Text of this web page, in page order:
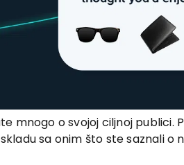
mnogo o svojoj ciljnoj publici.
sa onim što ste saznali o